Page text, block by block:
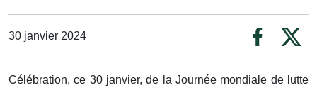
30 janvier 2024
Célébration, ce 30 janvier, de la Journée mondiale de lutte